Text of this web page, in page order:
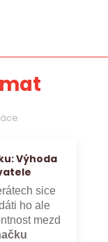
Výhoda
sice
ho ale
mezd